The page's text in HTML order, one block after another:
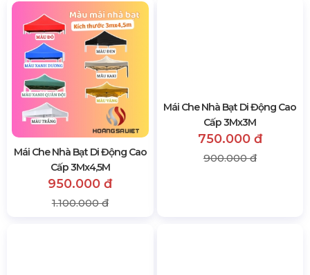
Mái Che Nhà Bạt Di Động Cao
Cấp 3Mx4,5M
950.000 đ
1.100.000 đ
Mái Che Nhà Bạt Di Động Cao